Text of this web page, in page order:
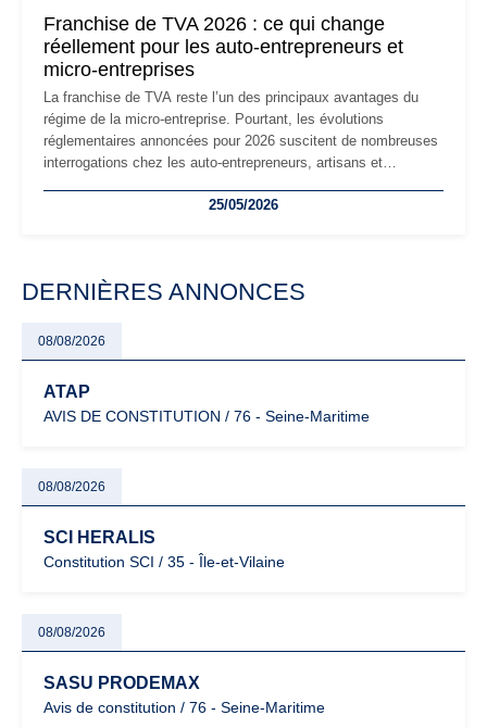
Franchise de TVA 2026 : ce qui change
réellement pour les auto-entrepreneurs et
micro-entreprises
La franchise de TVA reste l’un des principaux avantages du
régime de la micro-entreprise. Pourtant, les évolutions
réglementaires annoncées pour 2026 suscitent de nombreuses
interrogations chez les auto-entrepreneurs, artisans et
facturation ou risque de bascule vers la TVA : les règles
25/05/2026
DERNIÈRES ANNONCES
08/08/2026
ATAP
AVIS DE CONSTITUTION / 76 - Seine-Maritime
08/08/2026
SCI HERALIS
Constitution SCI / 35 - Île-et-Vilaine
08/08/2026
SASU PRODEMAX
Avis de constitution / 76 - Seine-Maritime